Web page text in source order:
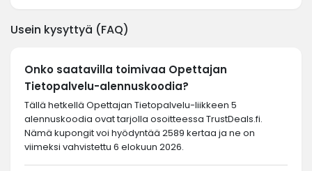
Usein kysyttyä (FAQ)
Onko saatavilla toimivaa Opettajan
Tietopalvelu-alennuskoodia?
Tällä hetkellä Opettajan Tietopalvelu-liikkeen 5
alennuskoodia ovat tarjolla osoitteessa TrustDeals.fi.
Nämä kupongit voi hyödyntää 2589 kertaa ja ne on
viimeksi vahvistettu 6 elokuun 2026.